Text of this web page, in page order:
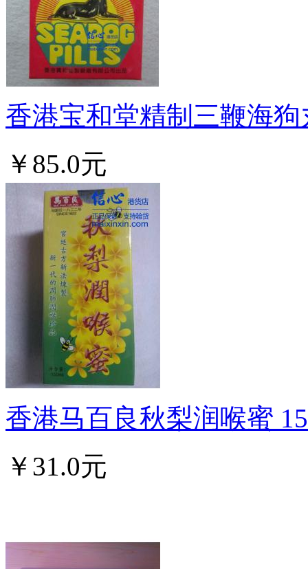
香港宝和堂精制三鞭海狗
￥85.0元
香港马百良秋梨润喉蜜
￥31.0元